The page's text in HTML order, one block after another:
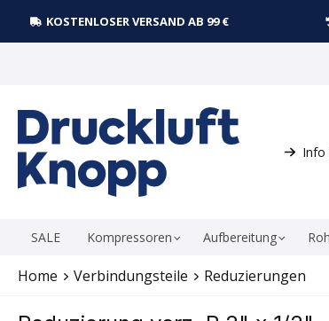
Zur Hauptnavigation springen
KOSTENLOSER VERSAND AB 99 €
Info
SALE Kompressoren Aufbereitung
Home Verbindungsteile Reduzierungen